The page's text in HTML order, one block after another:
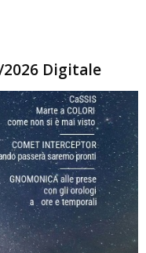
Digitale